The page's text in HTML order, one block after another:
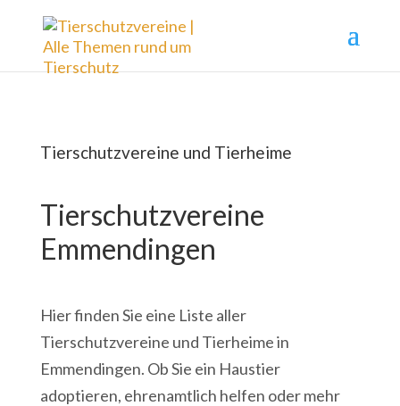
Tierschutzvereine und Tierheime
Tierschutzvereine
Emmendingen
Hier finden Sie eine Liste aller
Tierschutzvereine und Tierheime in
Emmendingen. Ob Sie ein Haustier
adoptieren, ehrenamtlich helfen oder mehr